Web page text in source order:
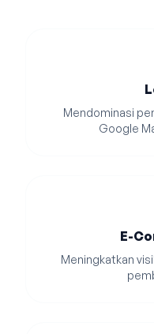
Mendominasi
Google
E-
Meningkatkan